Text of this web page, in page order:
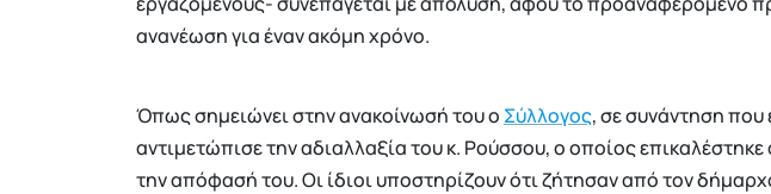
ανανέωση για έναν ακόμη χρόνο.
Όπως σημειώνει στην ανακοίνωσή του ο Σύλλογος, σε συνάντηση που
αντιμετώπισε την αδιαλλαξία του κ. Ρούσσου, ο οποίος επικαλέστηκε
την απόφασή του. Οι ίδιοι υποστηρίζουν ότι ζήτησαν από τον